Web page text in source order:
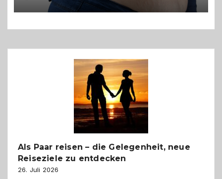
Als Paar reisen – die Gelegenheit, neue
Reiseziele zu entdecken
26. Juli 2026